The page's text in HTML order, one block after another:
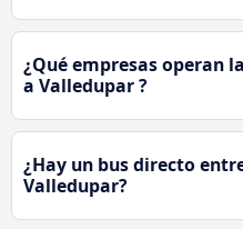
¿Qué empresas operan
a Valledupar ?
¿Hay un bus directo
Valledupar?